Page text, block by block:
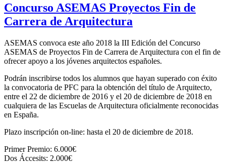
Concurso ASEMAS Proyectos Fin de
Carrera de Arquitectura
ASEMAS convoca este año 2018 la III Edición del Concurso
ASEMAS de Proyectos Fin de Carrera de Arquitectura con el fin de
ofrecer apoyo a los jóvenes arquitectos españoles.
Podrán inscribirse todos los alumnos que hayan superado con éxito
la convocatoria de PFC para la obtención del título de Arquitecto,
entre el 22 de diciembre de 2016 y el 20 de diciembre de 2018 en
cualquiera de las Escuelas de Arquitectura oficialmente reconocidas
en España.
Plazo inscripción on-line: hasta el 20 de diciembre de 2018.
Primer Premio: 6.000€
Dos Áccesits: 2.000€